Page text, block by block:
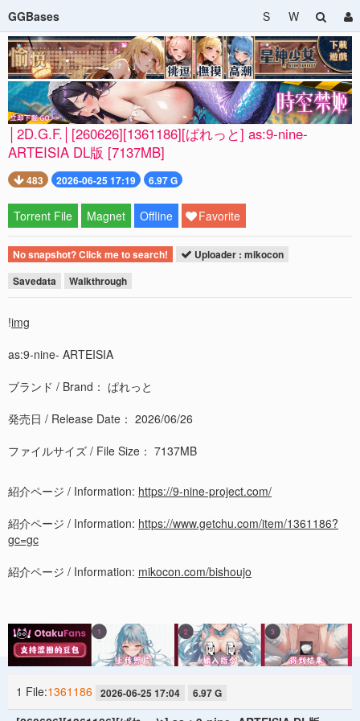
GGBases S W
│2D.G.F.│[260626][1361186][ぱれっと] as:9-nine-
ARTEISIA DL版 [7137MB]
483 2026-06-25 17:19 6.97 G
Torrent File Magnet Offline Favorite
No snapshot? Click me to search!
Uploader : mikocon
Savedata
Walkthrough
!img
as:9-nine- ARTEISIA
ブランド / Brand： ぱれっと
発売日 / Release Date： 2026/06/26
ファイルサイズ / File Size： 7137MB
紹介ページ / Information: https://9-nine-project.com/
紹介ページ / Information: https://www.getchu.com/item/1361186?
gc=gc
紹介ページ / Information: mikocon.com/bishoujo
1 File:1361186 2026-06-25 17:04 6.97 G